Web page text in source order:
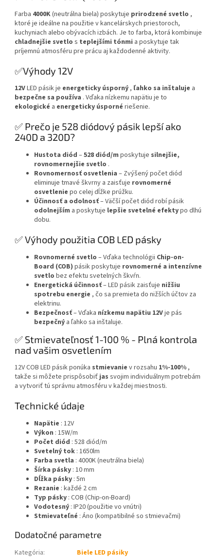
Farba 4000K(neutrálna biela) poskytuje prirodzené svetlo ,
ktoré je ideálne na použitie v kancelárskych priestoroch,
kuchyniach alebo obývacích izbách. Je to farba, ktorá kombinuje
chladnejšie svetlo s teplejšími tónmi a poskytuje tak
príjemnú atmosféru pre prácu aj každodenné aktivity.
✅Výhody 12V
12VLED pásik je energeticky úsporný, ľahko sa inštaluje a
bezpečne sa používa . Vďaka nízkemu napätiu je to
ekologické a energeticky úsporné riešenie.
✅ Prečo je 528 diódový pásik lepší ako
240D a 320D?
Hustota diód –528 diód/m poskytuje silnejšie,
rovnomernejšie svetlo .
Rovnomernosť osvetlenia – Zvýšený počet diód
eliminuje tmavé škvrny a zaisťuje rovnomerné
osvetlenie po celej dĺžke prúžku.
Účinnosť a odolnosť– Väčší počet diód robí pásik
odolnejším a poskytuje lepšie svetelné efektypo dlhú
dobu.
✅ Výhody použitia COB LED pásky
Rovnomerné svetlo – Vďaka technológii Chip-on-
Board (COB) pásik poskytuje rovnomerné a intenzívne
svetlo bez efektu svetelných škvŕn.
Energetická účinnosť– LED pásik zaisťuje nižšiu
spotrebu energie , čo sa premieta do nižších účtov za
elektrinu.
Bezpečnosť– Vďaka nízkemu napätiu 12Vje pás
bezpečný a ľahko sa inštaluje.
✅ Stmievateľnosť 1-100 % - Plná kontrola
nad vašim osvetlením
12V COB LED pásik ponúka stmievanie v rozsahu 1%-100%,
takže si môžete prispôsobiťjas svojim individuálnym potrebám
a vytvoriť tú správnu atmosféru v každej miestnosti.
Technické údaje
Napätie : 12V
Výkon : 15W/m
Počet diód : 528 diód/m
Svetelný tok : 1650lm
Farba svetla : 4000K (neutrálna biela)
Šírka pásky : 10 mm
Dĺžka pásky : 5m
Rezanie : každé 2 cm
Typ pásky : COB (Chip-on-Board)
Vodotesný : IP20 (použitie vo vnútri)
Stmievateľné : Áno (kompatibilné so stmievačmi)
Dodatočné parametre
Kategória:
Biele LED pásiky